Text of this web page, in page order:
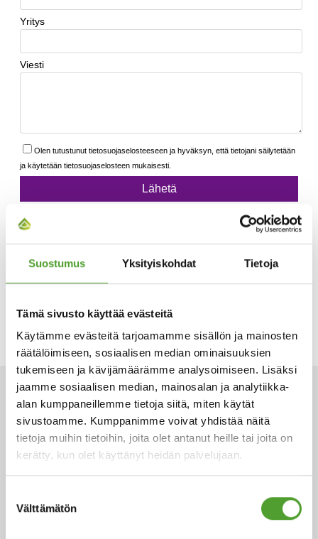
Suostumus Yksityiskohdat Tietoja
Tämä sivusto käyttää evästeitä
Käytämme evästeitä tarjoamamme sisällön ja mainosten
räätälöimiseen, sosiaalisen median ominaisuuksien
tukemiseen ja kävijämäärämme analysoimiseen. Lisäksi
jaamme sosiaalisen median, mainosalan ja analytiikka-
alan kumppaneillemme tietoja siitä, miten käytät
sivustoamme. Kumppanimme voivat yhdistää näitä
tietoja muihin tietoihin, joita olet antanut heille tai joita on
kerätty, kun olet käyttänyt heidän palvelujaan.
valinta
Välttämätön
ARTIKKELIT